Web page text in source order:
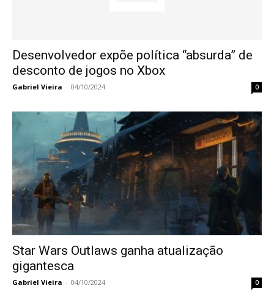
Desenvolvedor expõe política “absurda” de
desconto de jogos no Xbox
Gabriel Vieira - 04/10/2024 0
Star Wars Outlaws ganha atualização
gigantesca
Gabriel Vieira - 04/10/2024 0